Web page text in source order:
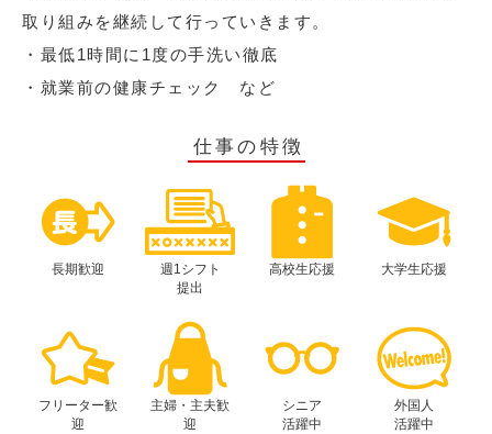
取り組みを継続して行っていきます。
・最低1時間に1度の手洗い徹底
・就業前の健康チェック など
仕事の特徴
長期歓迎
週1シフト
提出
高校生応援 大学生応援
フリーター歓
迎
主婦・主夫歓
迎
シニア
活躍中
外国人
活躍中